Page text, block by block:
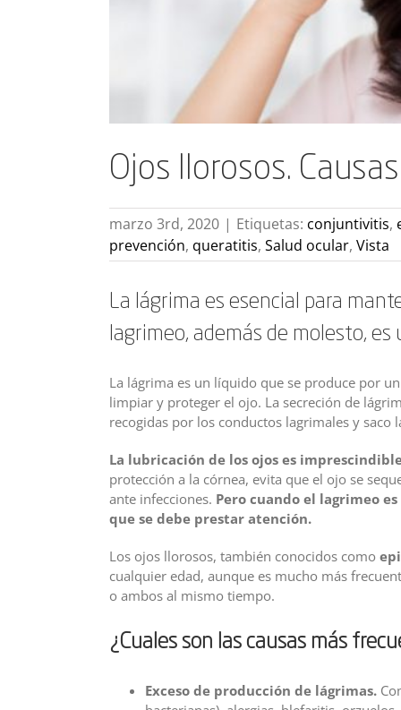
Ojos llorosos.
marzo 3rd, 2020 | Etiquetas: conjuntivitis,
prevención, queratitis, Salud ocular, Vista
La lágrima es esencial para
lagrimeo, además de molesto,
La lágrima es un líquido que se produce por
limpiar y proteger el ojo. La secreción de
recogidas por los conductos lagrimales y saco
La lubricación de los ojos es
protección a la córnea, evita que el ojo se
ante infecciones. Pero cuando el lagrimeo
que se debe prestar atención.
Los ojos llorosos, también conocidos como
cualquier edad, aunque es mucho más
o ambos al mismo tiempo.
¿Cuales son las causas más
Exceso de producción de lágrimas.